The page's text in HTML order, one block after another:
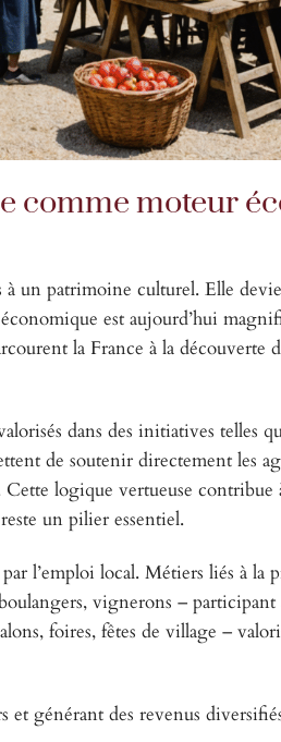
comme moteur
à un patrimoine culturel. Elle
est aujourd’hui
la France à la découverte
dans des initiatives telles
de soutenir directement les
logique vertueuse contribue
un pilier essentiel.
l’emploi local. Métiers liés à
vignerons –
foires, fêtes de village –
et générant des revenus